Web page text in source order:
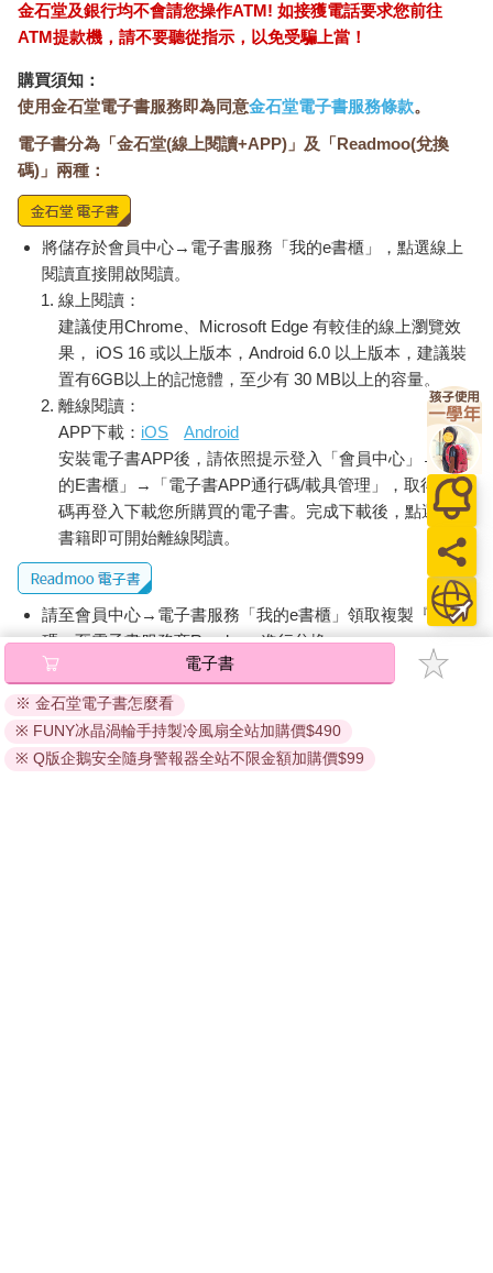
金石堂及銀行均不會請您操作ATM! 如接獲電話要求您前往
ATM提款機，請不要聽從指示，以免受騙上當！
購買須知：
使用金石堂電子書服務即為同意金石堂電子書服務條款。
電子書分為「金石堂(線上閱讀+APP)」及「Readmoo(兌換
碼)」兩種：
將儲存於會員中心→電子書服務「我的e書櫃」，點選線上
閱讀直接開啟閱讀。
線上閱讀：
建議使用Chrome、Microsoft Edge 有較佳的線上瀏覽效
果， iOS 16 或以上版本，Android 6.0 以上版本，建議裝
置有6GB以上的記憶體，至少有 30 MB以上的容量。
離線閱讀：
APP下載： iOS
Android
安裝電子書APP後，請依照提示登入「會員中心」→「我
的E書櫃」→「電子書APP通行碼/載具管理」，取得通行
碼再登入下載您所購買的電子書。完成下載後，點選任一
書籍即可開始離線閱讀。
請至會員中心→電子書服務「我的e書櫃」領取複製『兌換
碼』至電子書服務商Readmoo進行兌換。
退換貨須知：
因版權保護，您在金石堂所購買的電子書僅能以金石堂專屬
的閱讀軟體開啟閱讀，無法以其他閱讀器或直接下載檔案。
依據「消費者保護法」第19條及行政院消費者保護處公告之
電子書
※ 金石堂電子書怎麼看
※ FUNY冰晶渦輪手持製冷風扇全站加購價$490
※ Q版企鵝安全隨身警報器全站不限金額加購價$99